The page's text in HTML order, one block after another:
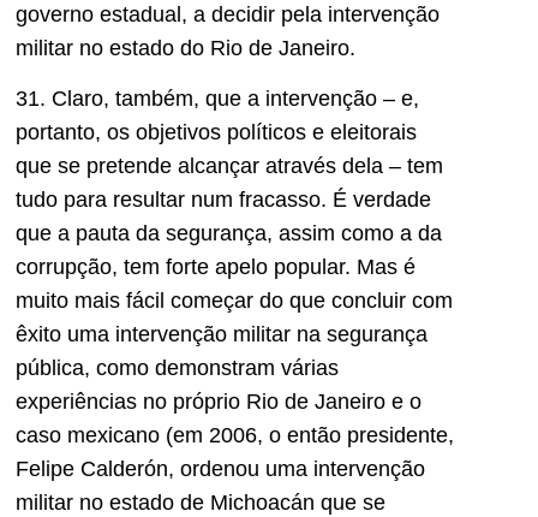
governo estadual, a decidir pela intervenção
militar no estado do Rio de Janeiro.
31. Claro, também, que a intervenção – e,
portanto, os objetivos políticos e eleitorais
que se pretende alcançar através dela – tem
tudo para resultar num fracasso. É verdade
que a pauta da segurança, assim como a da
corrupção, tem forte apelo popular. Mas é
muito mais fácil começar do que concluir com
êxito uma intervenção militar na segurança
pública, como demonstram várias
experiências no próprio Rio de Janeiro e o
caso mexicano (em 2006, o então presidente,
Felipe Calderón, ordenou uma intervenção
militar no estado de Michoacán que se